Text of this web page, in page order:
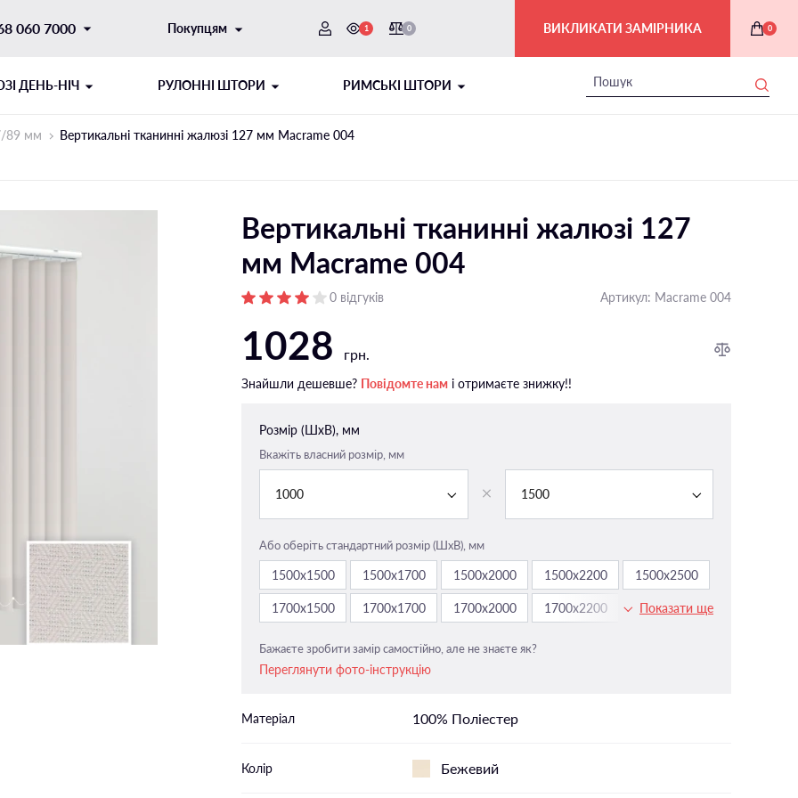
060 7000 Покупцям 1 0 ВИКЛИКАТИ ЗАМІРНИКА 0
ДЕНЬ-НІЧ РУЛОННІ ШТОРИ
РУЛОННІ ШТОРИ ДЕНЬ-НІЧ
Відкритого типу на стулку
Відкритого типу на отвір
напрямні
Закритого типу пласкі напрямні
РИМСЬКІ ШТОРИ
ШНУРОВИЙ МЕХАНІЗМ
На мансардні вікна
У ванній
У дитячу
У спальню
89 мм Вертикальні тканинні жалюзі 127 мм Macrame 004
Вертикальні тканинні жалюзі 127
мм Macrame 004
0 відгуків Артикул: Macrame 004
1028 грн.
Знайшли дешевше? Повідомте нам і отримаєте знижку!!
Розмір (ШxВ), мм
Вкажіть власний розмір, мм
1000 1500
Або оберіть стандартний розмір (ШxВ), мм
1500х1500 1500х1700 1500х2000 1500х2200 1500х2500
1700х1500 1700х1700 1700х2000 1700х2200 1700х2500
Показати ще
Бажаєте зробити замір самостійно, але не знаєте як?
Переглянути фото-інструкцію
Матеріал 100% Поліестер
Колір Бежевий